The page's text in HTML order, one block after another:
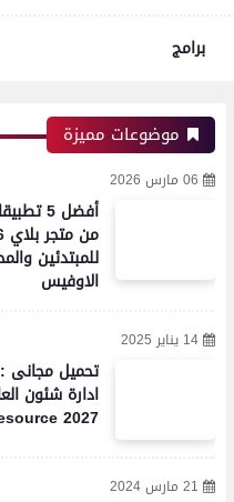
برامج
موضوعات مميزة
06 مارس 2026
أفضل 5
للمبتدئين
الاوفيس
14 يناير 2025
تحميل مجانى
2027 Human Resource
21 مارس 2024